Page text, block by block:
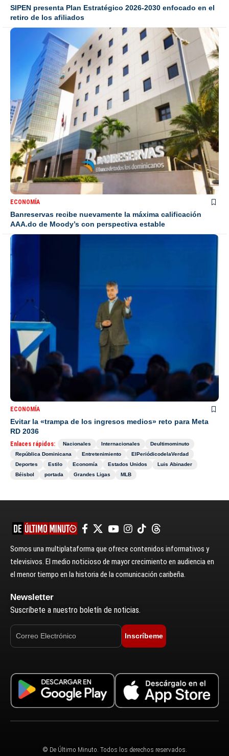
SIPEN presenta Plan Estratégico 2026-2030 enfocado en el
retiro de los afiliados
ECONOMÍA
Banreservas recibe nuevamente la máxima calificación
AAA.do de Moody’s con perspectiva estable
ECONOMÍA
Evitar la «trampa de los ingresos medios» reto para Meta
RD 2036
Enlaces rápidos: Nacionales Internacionales
Deultimominuto
República Dominicana
Entretenimiento
ElPeriódicodelaVerdad
Deportes
Estilo Economía Estados Unidos
Luis Abinader
Béisbol
portada Grandes Ligas MLB
Somos una multiplataforma que ofrece contenidos informativos y
televisivos. El medio noticioso de mayor crecimiento en audiencia en
el menor tiempo en la historia de la comunicación caribeña.
Newsletter
Suscríbete a nuestro boletín de noticias.
Inscríbeme
© De Último Minuto. Todos los derechos reservados.